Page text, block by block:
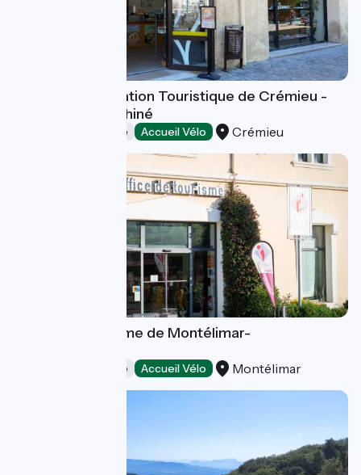
Bureau d'Information Touristique de Crémieu -
Balcons du Dauphiné
Offices de Tourisme Accueil Vélo Crémieu
Office de Tourisme de Montélimar-
Offices de Tourisme Accueil Vélo Montélimar